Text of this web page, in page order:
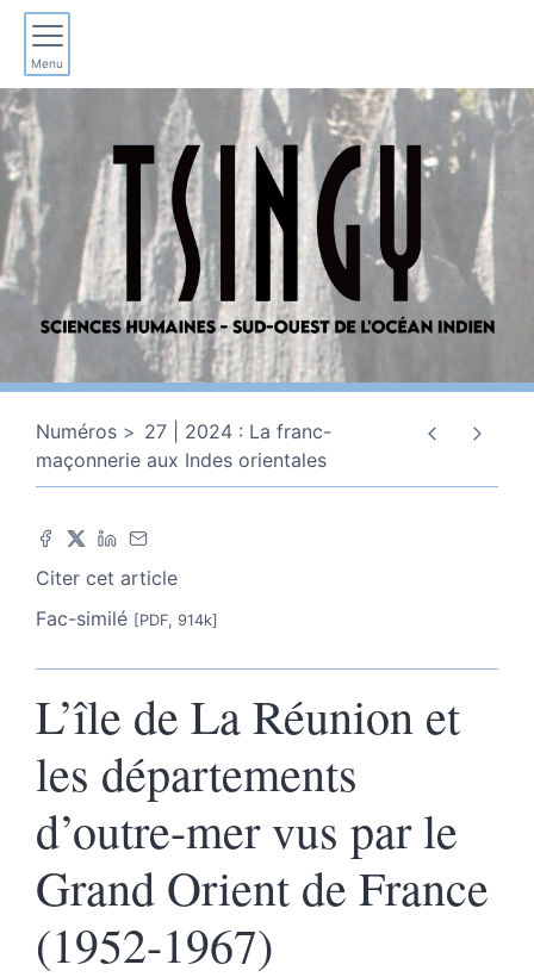
Menu
Numéros
27 | 2024 : La franc-
maçonnerie aux Indes orientales
Citer cet article
Fac-similé [PDF, 914k]
L’île de La Réunion et
les départements
d’outre-mer vus par le
Grand Orient de France
(1952-1967)